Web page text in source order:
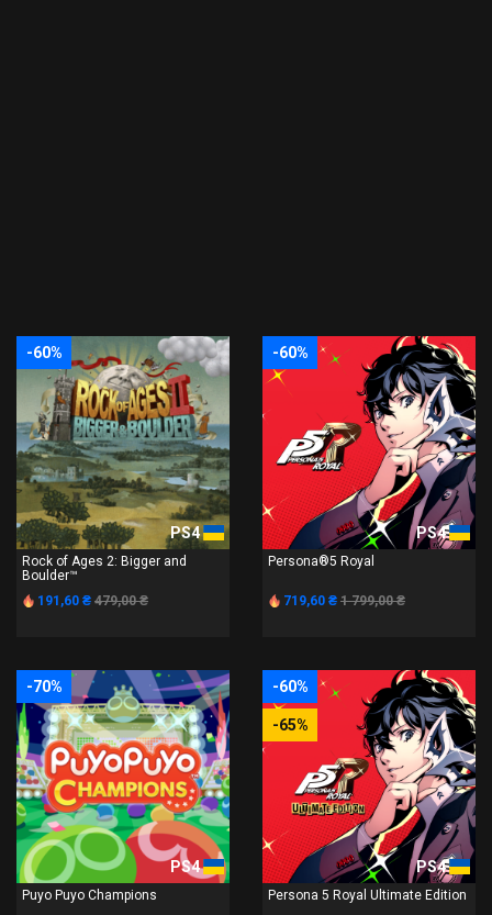
-60%
PS4
Rock of Ages 2: Bigger and
Boulder™
191,60 ₴ 479,00 ₴
-60%
PS4
Persona®5 Royal
719,60 ₴ 1 799,00 ₴
-70%
PS4
Puyo Puyo Champions
-60%
-65%
PS4
Persona 5 Royal Ultimate Edition